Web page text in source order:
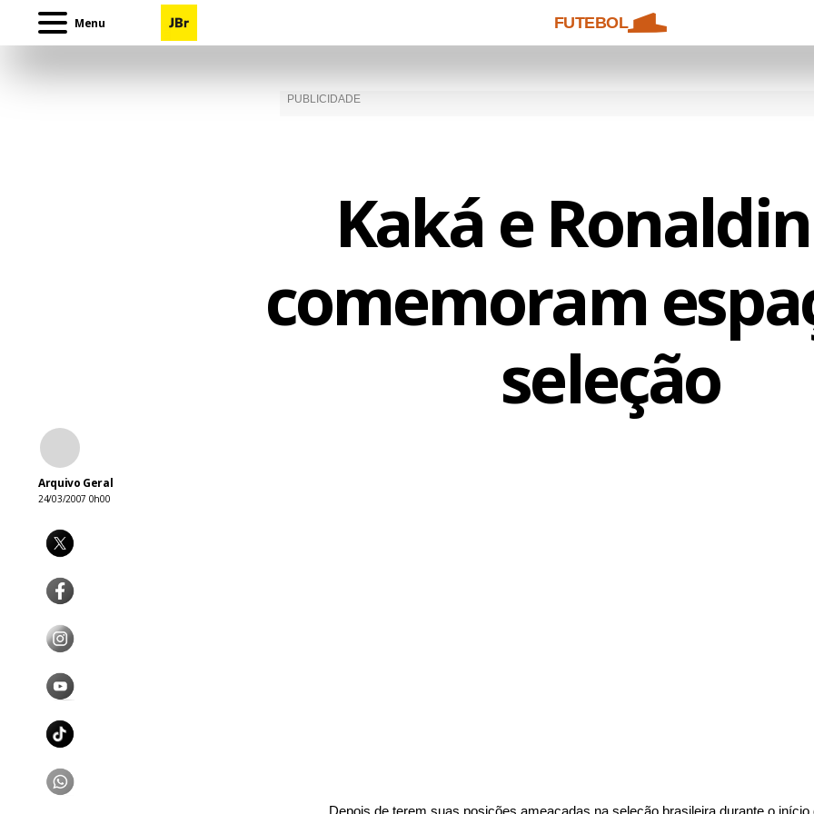
Menu FUTEBOL
Kaká e
comemoram
seleção
Arquivo Geral
24/03/2007 0h00
Depois de terem suas posições ameaçadas na seleção brasileira durante o início